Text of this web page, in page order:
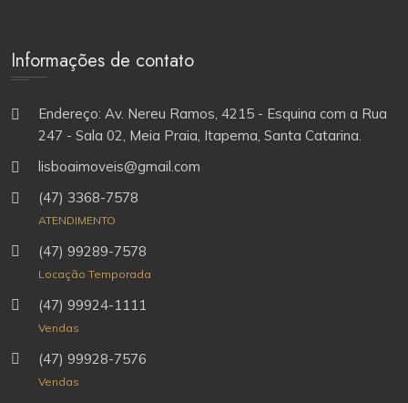
Informações de contato
Endereço: Av. Nereu Ramos, 4215 - Esquina com a Rua
247 - Sala 02, Meia Praia, Itapema, Santa Catarina.
lisboaimoveis@gmail.com
(47) 3368-7578
ATENDIMENTO
(47) 99289-7578
Locação Temporada
(47) 99924-1111
Vendas
(47) 99928-7576
Vendas